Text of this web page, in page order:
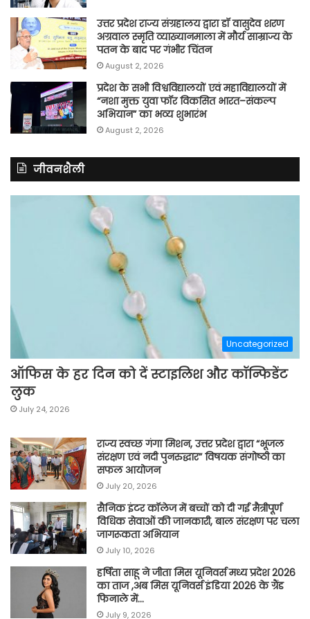
उत्तर प्रदेश राज्य संग्रहालय द्वारा डॉ वासुदेव शरण
अग्रवाल स्मृति व्याख्यानमाला में मौर्य साम्राज्य के
पतन के बाद पर गंभीर चिंतन
August 2, 2026
प्रदेश के सभी विश्वविद्यालयों एवं महाविद्यालयों में
“नशा मुक्त युवा फॉर विकसित भारत–संकल्प
अभियान” का भव्य शुभारंभ
August 2, 2026
जीवनशैली
Uncategorized
ऑफिस के हर दिन को दें स्टाइलिश और कॉन्फिडेंट
लुक
July 24, 2026
राज्य स्वच्छ गंगा मिशन, उत्तर प्रदेश द्वारा “भूजल
संरक्षण एवं नदी पुनरुद्धार” विषयक संगोष्ठी का
सफल आयोजन
July 20, 2026
सैनिक इंटर कॉलेज में बच्चों को दी गई मैत्रीपूर्ण
विधिक सेवाओं की जानकारी, बाल संरक्षण पर चला
जागरूकता अभियान
July 10, 2026
हर्षिता साहू ने जीता मिस यूनिवर्स मध्य प्रदेश 2026
का ताज ,अब मिस यूनिवर्स इंडिया 2026 के ग्रैंड
फिनाले में…
July 9, 2026